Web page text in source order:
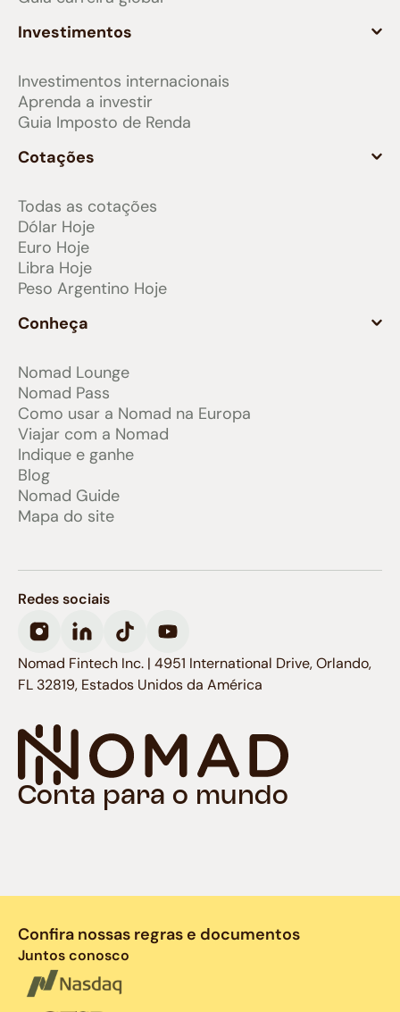
Investimentos
Investimentos internacionais
Aprenda a investir
Guia Imposto de Renda
Cotações
Todas as cotações
Dólar Hoje
Euro Hoje
Libra Hoje
Peso Argentino Hoje
Conheça
Nomad Lounge
Nomad Pass
Como usar a Nomad na Europa
Viajar com a Nomad
Indique e ganhe
Blog
Nomad Guide
Mapa do site
Conta para o mundo
Redes sociais
Nomad Fintech Inc. | 4951 International Drive, Orlando,
FL 32819, Estados Unidos da América
Confira nossas regras e documentos
Juntos conosco